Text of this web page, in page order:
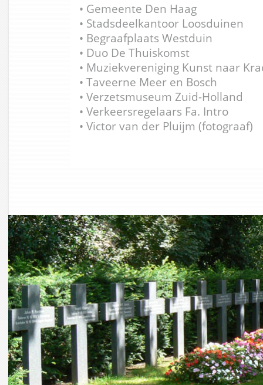
• Gemeente Den Haag
• Stadsdeelkantoor Loosduinen
• Begraafplaats Westduin
• Duo De Thuiskomst
• Muziekvereniging Kunst naar
• Taveerne Meer en Bosch
• Verzetsmuseum Zuid-Holland
• Verkeersregelaars Fa. Intro
• Victor van der Pluijm (fotograaf)